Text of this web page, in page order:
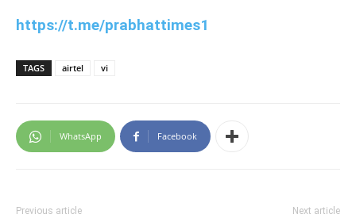
https://t.me/prabhattimes1
TAGS airtel vi
WhatsApp Facebook
Previous article Next article